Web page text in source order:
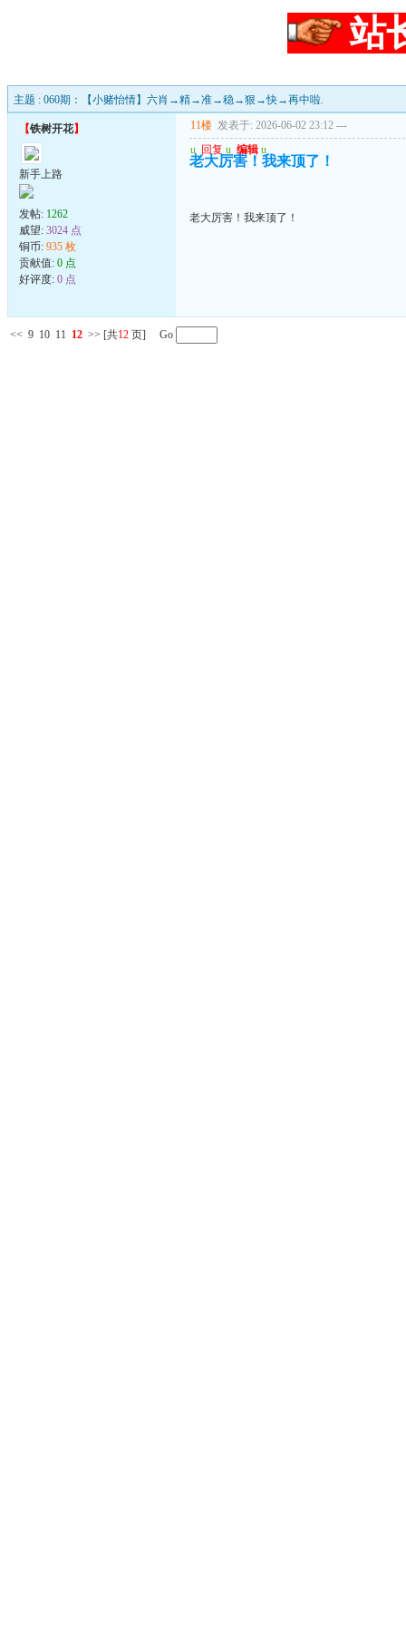
站
主题 : 060期：【小赌怡情】六肖→精→准→稳→狠→快→再中啦.
【铁树开花】
新手上路
发帖: 1262
威望: 3024 点
铜币: 935 枚
贡献值: 0 点
好评度: 0 点
11楼 发表于: 2026-06-02 23:12 ---
u 回复 u 编辑 u
老大厉害！我来顶了！
老大厉害！我来顶了！
<< 9 10 11 12 >> [共12 页] Go